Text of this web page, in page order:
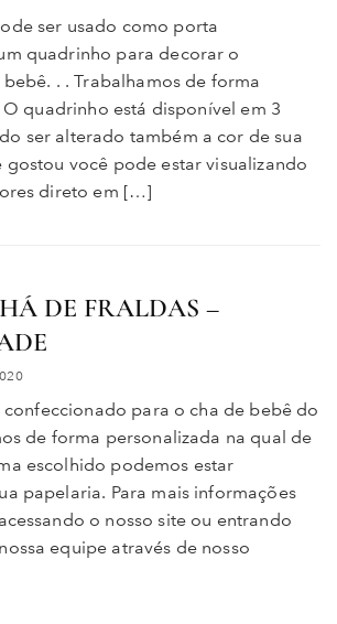
ser usado como porta
quadrinho para decorar o
. . Trabalhamos de forma
quadrinho está disponível em 3
ser alterado também a cor de sua
gostou você pode estar visualizando
direto em […]
DE FRALDAS –
confeccionado para o cha de bebê do
de forma personalizada na qual de
escolhido podemos estar
papelaria. Para mais informações
o nosso site ou entrando
equipe através de nosso